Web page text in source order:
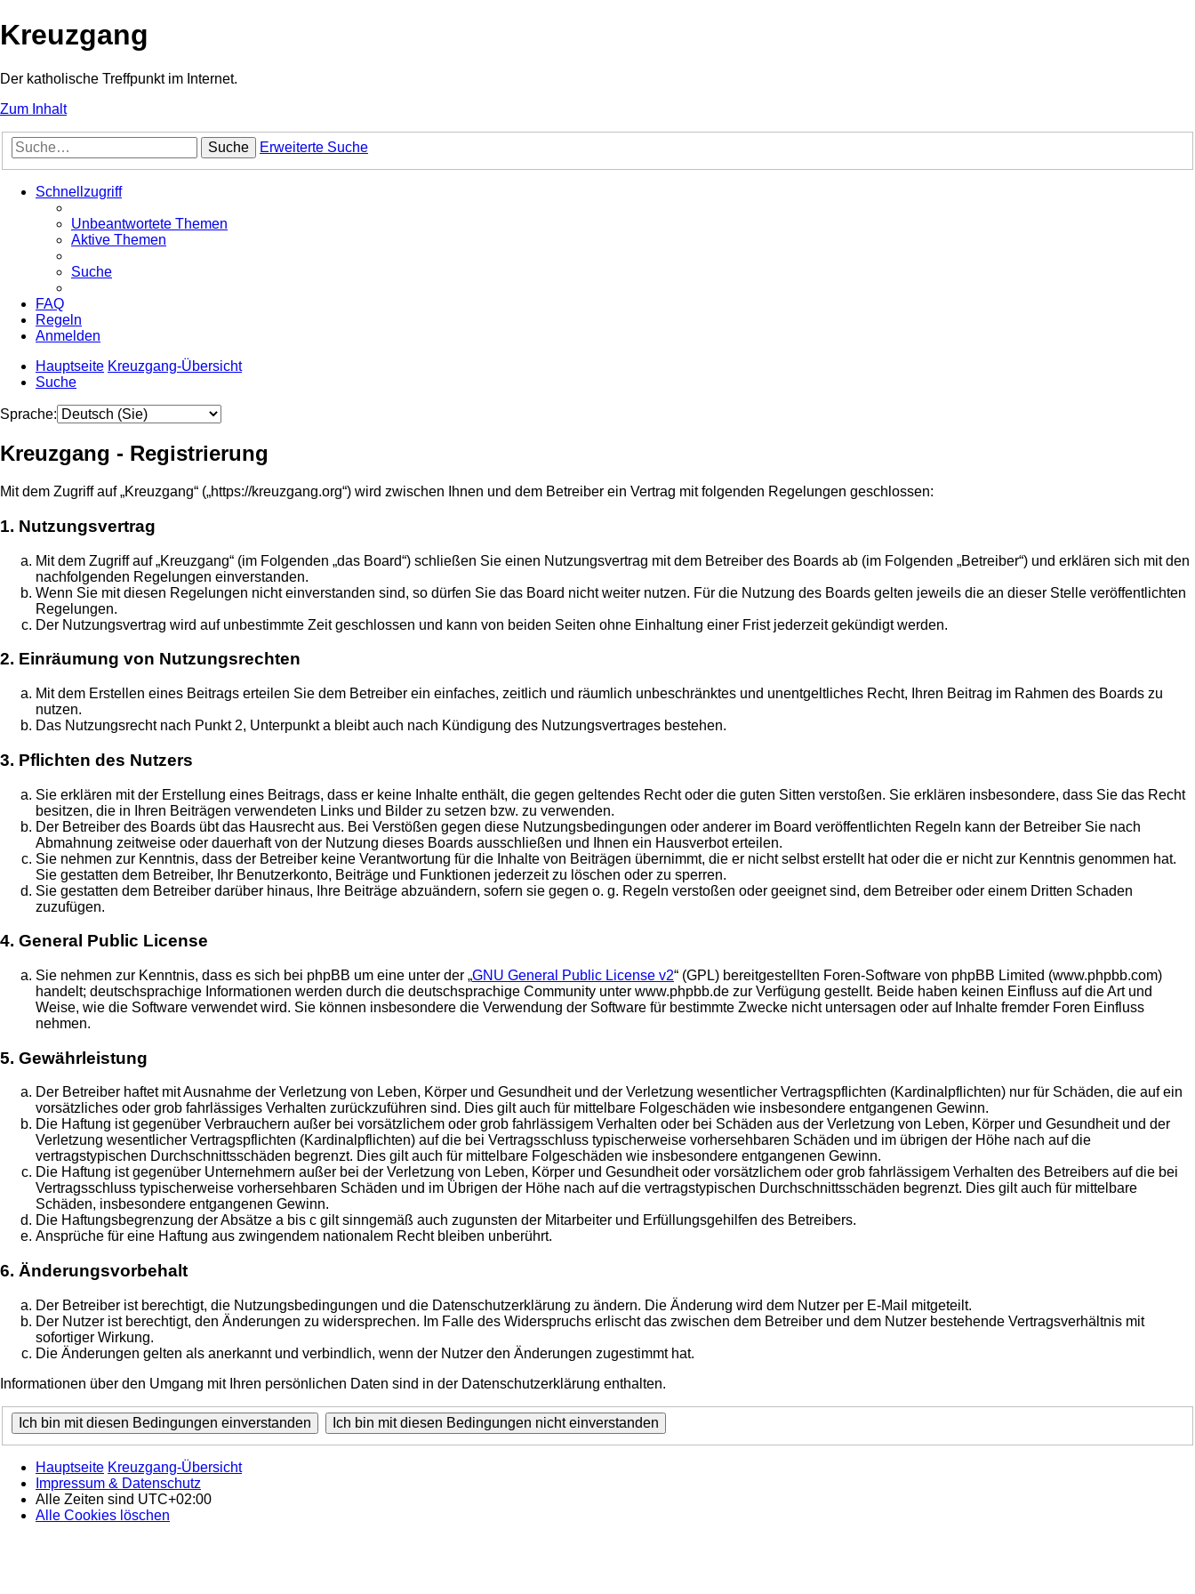
Kreuzgang
Der katholische Treffpunkt im Internet.
Zum Inhalt
Suche Erweiterte Suche
Schnellzugriff
Unbeantwortete Themen
Aktive Themen
Suche
FAQ
Regeln
Anmelden
Hauptseite Kreuzgang-Übersicht
Suche
Sprache:
Kreuzgang - Registrierung
Mit dem Zugriff auf „Kreuzgang“ („https://kreuzgang.org“) wird zwischen Ihnen und dem Betreiber ein Vertrag mit folgenden Regelungen geschlossen:
1. Nutzungsvertrag
Mit dem Zugriff auf „Kreuzgang“ (im Folgenden „das Board“) schließen Sie einen Nutzungsvertrag mit dem Betreiber des Boards ab (im Folgenden „Betreiber“) und erklären sich mit den
nachfolgenden Regelungen einverstanden.
Wenn Sie mit diesen Regelungen nicht einverstanden sind, so dürfen Sie das Board nicht weiter nutzen. Für die Nutzung des Boards gelten jeweils die an dieser Stelle veröffentlichten
Regelungen.
Der Nutzungsvertrag wird auf unbestimmte Zeit geschlossen und kann von beiden Seiten ohne Einhaltung einer Frist jederzeit gekündigt werden.
2. Einräumung von Nutzungsrechten
Mit dem Erstellen eines Beitrags erteilen Sie dem Betreiber ein einfaches, zeitlich und räumlich unbeschränktes und unentgeltliches Recht, Ihren Beitrag im Rahmen des Boards zu
nutzen.
Das Nutzungsrecht nach Punkt 2, Unterpunkt a bleibt auch nach Kündigung des Nutzungsvertrages bestehen.
3. Pflichten des Nutzers
Sie erklären mit der Erstellung eines Beitrags, dass er keine Inhalte enthält, die gegen geltendes Recht oder die guten Sitten verstoßen. Sie erklären insbesondere, dass Sie das Recht
besitzen, die in Ihren Beiträgen verwendeten Links und Bilder zu setzen bzw. zu verwenden.
Der Betreiber des Boards übt das Hausrecht aus. Bei Verstößen gegen diese Nutzungsbedingungen oder anderer im Board veröffentlichten Regeln kann der Betreiber Sie nach
Abmahnung zeitweise oder dauerhaft von der Nutzung dieses Boards ausschließen und Ihnen ein Hausverbot erteilen.
Sie nehmen zur Kenntnis, dass der Betreiber keine Verantwortung für die Inhalte von Beiträgen übernimmt, die er nicht selbst erstellt hat oder die er nicht zur Kenntnis genommen hat.
Sie gestatten dem Betreiber, Ihr Benutzerkonto, Beiträge und Funktionen jederzeit zu löschen oder zu sperren.
Sie gestatten dem Betreiber darüber hinaus, Ihre Beiträge abzuändern, sofern sie gegen o. g. Regeln verstoßen oder geeignet sind, dem Betreiber oder einem Dritten Schaden
zuzufügen.
4. General Public License
Sie nehmen zur Kenntnis, dass es sich bei phpBB um eine unter der „GNU General Public License v2“ (GPL) bereitgestellten Foren-Software von phpBB Limited (www.phpbb.com)
handelt; deutschsprachige Informationen werden durch die deutschsprachige Community unter www.phpbb.de zur Verfügung gestellt. Beide haben keinen Einfluss auf die Art und
Weise, wie die Software verwendet wird. Sie können insbesondere die Verwendung der Software für bestimmte Zwecke nicht untersagen oder auf Inhalte fremder Foren Einfluss
nehmen.
5. Gewährleistung
Der Betreiber haftet mit Ausnahme der Verletzung von Leben, Körper und Gesundheit und der Verletzung wesentlicher Vertragspflichten (Kardinalpflichten) nur für Schäden, die auf ein
vorsätzliches oder grob fahrlässiges Verhalten zurückzuführen sind. Dies gilt auch für mittelbare Folgeschäden wie insbesondere entgangenen Gewinn.
Die Haftung ist gegenüber Verbrauchern außer bei vorsätzlichem oder grob fahrlässigem Verhalten oder bei Schäden aus der Verletzung von Leben, Körper und Gesundheit und der
Verletzung wesentlicher Vertragspflichten (Kardinalpflichten) auf die bei Vertragsschluss typischerweise vorhersehbaren Schäden und im übrigen der Höhe nach auf die
vertragstypischen Durchschnittsschäden begrenzt. Dies gilt auch für mittelbare Folgeschäden wie insbesondere entgangenen Gewinn.
Die Haftung ist gegenüber Unternehmern außer bei der Verletzung von Leben, Körper und Gesundheit oder vorsätzlichem oder grob fahrlässigem Verhalten des Betreibers auf die bei
Vertragsschluss typischerweise vorhersehbaren Schäden und im Übrigen der Höhe nach auf die vertragstypischen Durchschnittsschäden begrenzt. Dies gilt auch für mittelbare
Schäden, insbesondere entgangenen Gewinn.
Die Haftungsbegrenzung der Absätze a bis c gilt sinngemäß auch zugunsten der Mitarbeiter und Erfüllungsgehilfen des Betreibers.
Ansprüche für eine Haftung aus zwingendem nationalem Recht bleiben unberührt.
6. Änderungsvorbehalt
Der Betreiber ist berechtigt, die Nutzungsbedingungen und die Datenschutzerklärung zu ändern. Die Änderung wird dem Nutzer per E-Mail mitgeteilt.
Der Nutzer ist berechtigt, den Änderungen zu widersprechen. Im Falle des Widerspruchs erlischt das zwischen dem Betreiber und dem Nutzer bestehende Vertragsverhältnis mit
sofortiger Wirkung.
Die Änderungen gelten als anerkannt und verbindlich, wenn der Nutzer den Änderungen zugestimmt hat.
Informationen über den Umgang mit Ihren persönlichen Daten sind in der Datenschutzerklärung enthalten.
Hauptseite Kreuzgang-Übersicht
Impressum & Datenschutz
Alle Zeiten sind UTC+02:00
Alle Cookies löschen